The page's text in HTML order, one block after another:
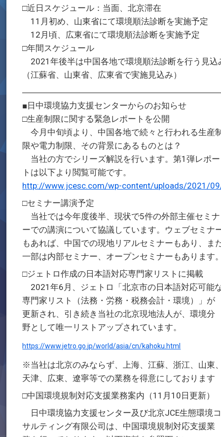
□近日スケジュール：当面、北京滞在
11月初め、山東省にて環境順法診断を実施予定
12月頃、広東省にて環境順法診断を実施予定
□年間スケジュール
2021年後半は中国各地で環境順法診断を行う見込
（江蘇省、山東省、広東省で実施見込み）
■日中環境協力支援センターからのお知らせ
□生産制限に関する緊急レポートを公開
今月中旬頃より、中国各地で続々と行われる生産制
限や電力制限、その背景にあるものとは？
当社の方でシリーズ解説を行います。第1弾レポー
トは以下より閲覧可能です。
http://www.jcesc.com/wp-content/uploads/2021/
□セミナー講演予定
当社では今年度後半、現状で5件の外部主催セミナ
ーでの講演について協議しています。ウェブセミナ
もあれば、中国での現地リアルセミナーもあり、ま
一部は内部セミナー、オープンセミナーもあります。
□ジェトロ作成の日本語対応専門家リストに掲載
2021年6月、ジェトロ「北京市の日本語対応可能
専門家リスト（法務・労務・税務会計・環境）」が
更新され、引き続き当社の北京現地法人が、環境分
野として唯一リストアップされています。
https://www.jetro.go.jp/world/asia/cn/kahoku.html
※当社は北京のみならず、上海、江蘇、浙江、山東、
天津、広東、遼寧等での業務を得意にしております
□中国環境規制対応支援業務案内（11月10日更新）
日中環境協力支援センター及び北京JCE生態環境
サルティング有限公司は、中国環境規制対応支援業